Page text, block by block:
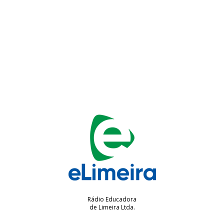
Rádio Educadora
de Limeira Ltda.